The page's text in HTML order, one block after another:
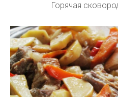
Горячая